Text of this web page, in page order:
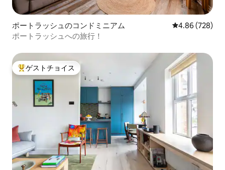
ポートラッシュのコンドミニアム レビュー728
4.86 (728)
ポートラッシュへの旅行！
大好評のゲストチョイスです。
ゲストチョイス